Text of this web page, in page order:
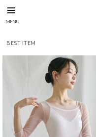
BEST ITEM